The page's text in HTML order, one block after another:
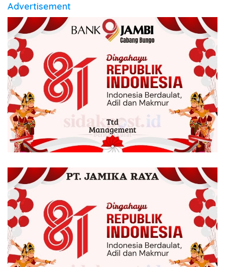
Advertisement